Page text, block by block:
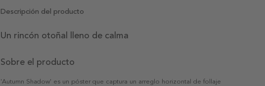
Descripción del producto
Un rincón otoñal lleno de calma
Sobre el producto
'Autumn Shadow' es un póster que captura un arreglo horizontal de follaje